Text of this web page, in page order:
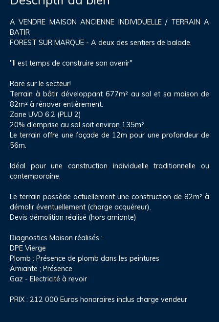
A VENDRE MAISON ANCIENNE INDIVIDUELLE / TERRAIN A
BATIR
FOREST SUR MARQUE - A deux des sentiers de balade.
"Il est temps de construire son avenir"
Rare sur le secteur!
Terrain à bâtir développant 677m² au sol et sa maison de
82m² à rénover entièrement.
Zone UVD 6.2 (PLU 2)
20% d'emprise au sol soit environ 135m².
Le terrain offre une façade de 12m pour une profondeur de
56m.
Idéal pour une construction individuelle traditionnelle ou
contemporaine.
Le terrain possède actuellement une construction de 82m² à
démolir éventuellement (charge acquéreur).
Devis démolition réalisé (hors amiante)
Diagnostics Maison réalisés :
DPE Vierge
Plomb : Présence de plomb dans les peintures
Amiante ; Présence
Gaz - Electricité à revoir
PRIX : 212 000 Euros honoraires inclus charge vendeur